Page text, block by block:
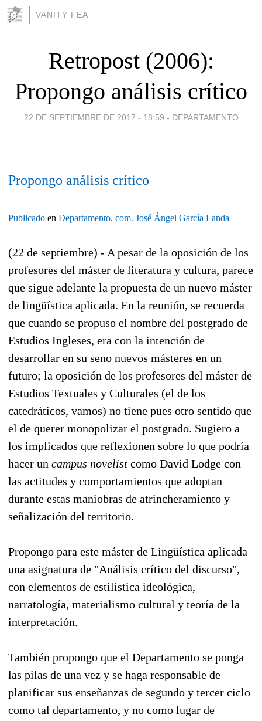
VANITY FEA
Retropost (2006):
Propongo análisis crítico
22 DE SEPTIEMBRE DE 2017 - 18:59 - DEPARTAMENTO
Propongo análisis crítico
Publicado en Departamento. com. José Ángel García Landa
(22 de septiembre) - A pesar de la oposición de los
profesores del máster de literatura y cultura, parece
que sigue adelante la propuesta de un nuevo máster
de lingüística aplicada. En la reunión, se recuerda
que cuando se propuso el nombre del postgrado de
Estudios Ingleses, era con la intención de
desarrollar en su seno nuevos másteres en un
futuro; la oposición de los profesores del máster de
Estudios Textuales y Culturales (el de los
catedráticos, vamos) no tiene pues otro sentido que
el de querer monopolizar el postgrado. Sugiero a
los implicados que reflexionen sobre lo que podría
hacer un campus novelist como David Lodge con
las actitudes y comportamientos que adoptan
durante estas maniobras de atrincheramiento y
señalización del territorio.
Propongo para este máster de Lingüística aplicada
una asignatura de "Análisis crítico del discurso",
con elementos de estilística ideológica,
narratología, materialismo cultural y teoría de la
interpretación.
También propongo que el Departamento se ponga
las pilas de una vez y se haga responsable de
planificar sus enseñanzas de segundo y tercer ciclo
como tal departamento, y no como lugar de